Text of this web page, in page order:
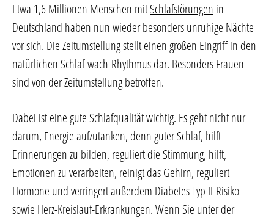
Etwa 1,6 Millionen Menschen mitSchlafstörungen in
Deutschland haben nun wieder besonders unruhige Nächte
vor sich. Die Zeitumstellung stellt einen großen Eingriff in den
natürlichen Schlaf-wach-Rhythmus dar. Besonders Frauen
sind von der Zeitumstellung betroffen.
Dabei ist eine gute Schlafqualität wichtig. Es geht nicht nur
darum, Energie aufzutanken, denn guter Schlaf, hilft
Erinnerungen zu bilden, reguliert die Stimmung, hilft,
Emotionen zu verarbeiten, reinigt das Gehirn, reguliert
Hormone und verringert außerdem Diabetes Typ II-Risiko
sowie Herz-Kreislauf-Erkrankungen. Wenn Sie unter der